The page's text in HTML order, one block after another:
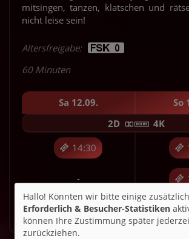
mitsingen, tanzen, klatschen und
nicht leise sein!
Altersfreigabe:
60 Minuten
Sa 12.09. So
14:30
-
2D 4K
Für Tickets auf die Uhrzeit
Hallo! Könnten wir bitte einige
Erforderlich & Besucher-Statistiken
können Ihre Zustimmung später
zurückziehen.